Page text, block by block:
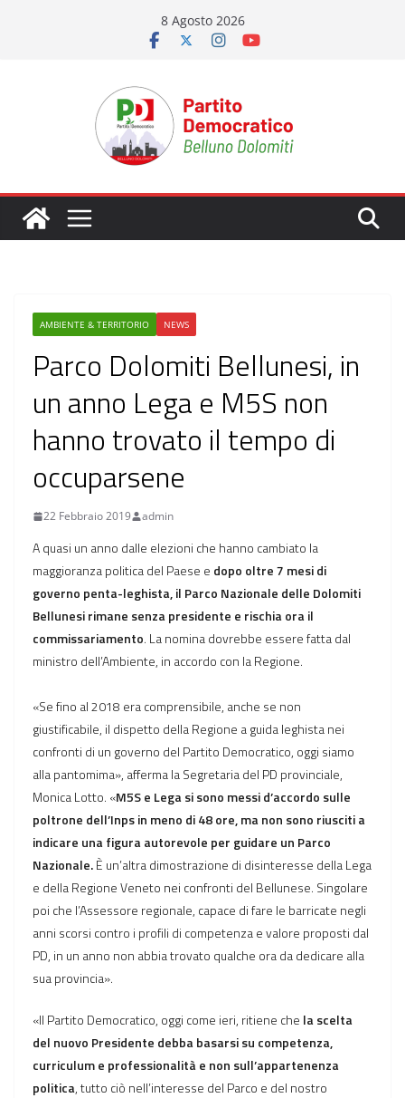
8 Agosto 2026
AMBIENTE & TERRITORIO NEWS
Parco Dolomiti Bellunesi, in
un anno Lega e M5S non
hanno trovato il tempo di
occuparsene
22 Febbraio 2019 admin
A quasi un anno dalle elezioni che hanno cambiato la
maggioranza politica del Paese e dopo oltre 7 mesi di
governo penta-leghista, il Parco Nazionale delle Dolomiti
Bellunesi rimane senza presidente e rischia ora il
commissariamento. La nomina dovrebbe essere fatta dal
ministro dell’Ambiente, in accordo con la Regione.
«Se fino al 2018 era comprensibile, anche se non
giustificabile, il dispetto della Regione a guida leghista nei
confronti di un governo del Partito Democratico, oggi siamo
alla pantomima», afferma la Segretaria del PD provinciale,
Monica Lotto. «M5S e Lega si sono messi d’accordo sulle
poltrone dell’Inps in meno di 48 ore, ma non sono riusciti a
indicare una figura autorevole per guidare un Parco
Nazionale.È un’altra dimostrazione di disinteresse della Lega
e della Regione Veneto nei confronti del Bellunese. Singolare
poi che l’Assessore regionale, capace di fare le barricate negli
anni scorsi contro i profili di competenza e valore proposti dal
PD, in un anno non abbia trovato qualche ora da dedicare alla
sua provincia».
«Il Partito Democratico, oggi come ieri, ritiene che la scelta
del nuovo Presidente debba basarsi su competenza,
curriculum e professionalità e non sull’appartenenza
politica, tutto ciò nell’interesse del Parco e del nostro